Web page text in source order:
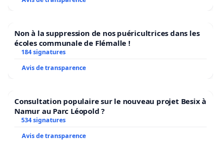
Non à la suppression de nos puéricultrices dans les
écoles communale de Flémalle !
184 signatures
Avis de transparence
Consultation populaire sur le nouveau projet Besix à
Namur au Parc Léopold ?
534 signatures
Avis de transparence